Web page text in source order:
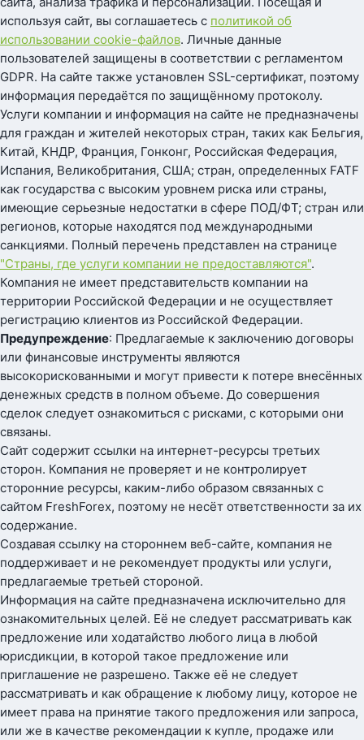
используя сайт, вы соглашаетесь с политикой об
использовании cookie-файлов. Личные данные
пользователей защищены в соответствии с регламентом
GDPR. На сайте также установлен SSL-сертификат, поэтому
информация передаётся по защищённому протоколу.
Услуги компании и информация на сайте не предназначены
для граждан и жителей некоторых стран, таких как Бельгия,
Китай, КНДР, Франция, Гонконг, Российская Федерация,
Испания, Великобритания, США; стран, определенных FATF
как государства с высоким уровнем риска или страны,
имеющие серьезные недостатки в сфере ПОД/ФТ; стран или
регионов, которые находятся под международными
санкциями. Полный перечень представлен на странице
"Страны, где услуги компании не предоставляются".
Компания не имеет представительств компании на
территории Российской Федерации и не осуществляет
регистрацию клиентов из Российской Федерации.
Предупреждение: Предлагаемые к заключению договоры
или финансовые инструменты являются
высокорискованными и могут привести к потере внесённых
денежных средств в полном объеме. До совершения
сделок следует ознакомиться с рисками, с которыми они
связаны.
Сайт содержит ссылки на интернет-ресурсы третьих
сторон. Компания не проверяет и не контролирует
сторонние ресурсы, каким-либо образом связанных с
сайтом FreshForex, поэтому не несёт ответственности за их
содержание.
Создавая ссылку на стороннем веб-сайте, компания не
поддерживает и не рекомендует продукты или услуги,
предлагаемые третьей стороной.
Информация на сайте предназначена исключительно для
ознакомительных целей. Её не следует рассматривать как
предложение или ходатайство любого лица в любой
юрисдикции, в которой такое предложение или
приглашение не разрешено. Также её не следует
рассматривать и как обращение к любому лицу, которое не
имеет права на принятие такого предложения или запроса,
или же в качестве рекомендации к купле, продаже или